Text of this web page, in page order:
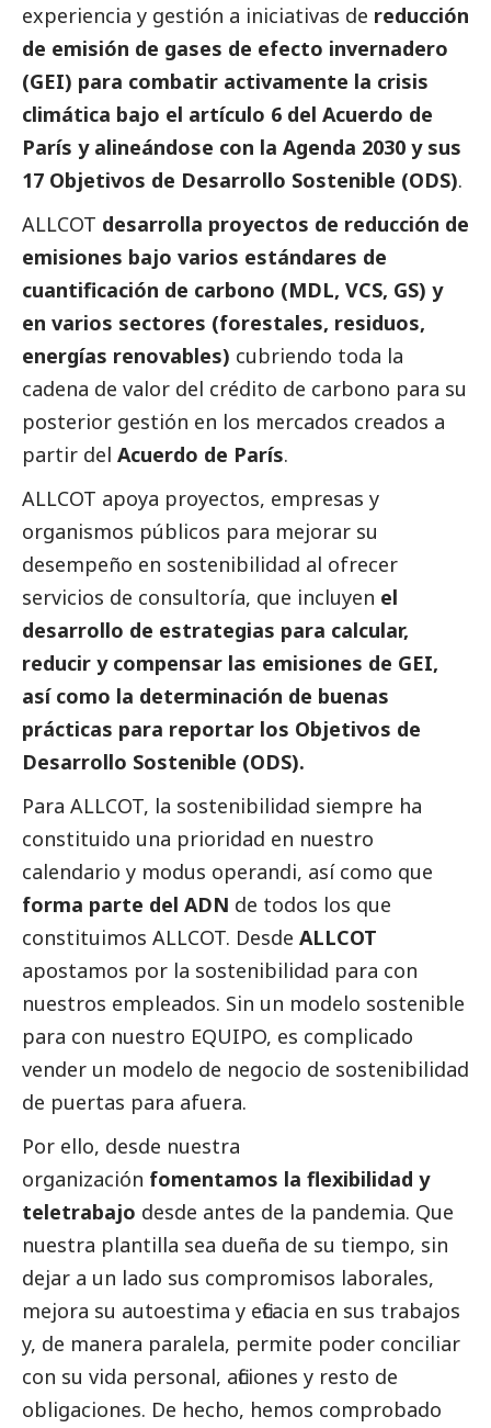
experiencia y gestión a iniciativas de reducción
de emisión de gases de efecto invernadero
(GEI) para combatir activamente la crisis
climática bajo el artículo 6 del Acuerdo de
París y alineándose con la Agenda 2030 y sus
17 Objetivos de Desarrollo Sostenible (ODS).
ALLCOT desarrolla proyectos de reducción de
emisiones bajo varios estándares de
cuantificación de carbono (MDL, VCS, GS) y
en varios sectores (forestales, residuos,
energías renovables) cubriendo toda la
cadena de valor del crédito de carbono para su
posterior gestión en los mercados creados a
partir del Acuerdo de París.
ALLCOT apoya proyectos, empresas y
organismos públicos para mejorar su
desempeño en sostenibilidad al ofrecer
servicios de consultoría, que incluyen el
desarrollo de estrategias para calcular,
reducir y compensar las emisiones de GEI,
así como la determinación de buenas
prácticas para reportar los Objetivos de
Desarrollo Sostenible (ODS).
Para ALLCOT, la sostenibilidad siempre ha
constituido una prioridad en nuestro
calendario y modus operandi, así como que
forma parte del ADN de todos los que
constituimos ALLCOT. Desde ALLCOT
apostamos por la sostenibilidad para con
nuestros empleados. Sin un modelo sostenible
para con nuestro EQUIPO, es complicado
vender un modelo de negocio de sostenibilidad
de puertas para afuera.
Por ello, desde nuestra
organización fomentamos la flexibilidad y
teletrabajo desde antes de la pandemia. Que
nuestra plantilla sea dueña de su tiempo, sin
dejar a un lado sus compromisos laborales,
mejora su autoestima y eficacia en sus trabajos
y, de manera paralela, permite poder conciliar
con su vida personal, aficiones y resto de
obligaciones. De hecho, hemos comprobado